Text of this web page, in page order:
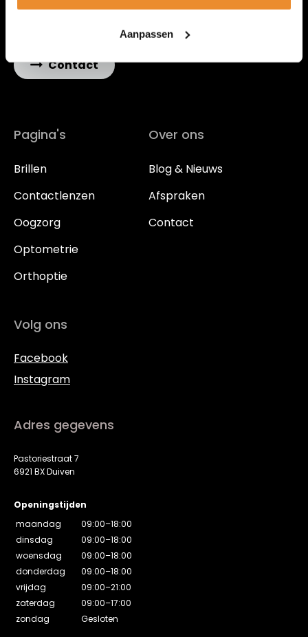
Aanpassen
E-mail: info@vdwoptiek.nl
Contact
Pagina's
Brillen
Contactlenzen
Oogzorg
Optometrie
Orthoptie
Over ons
Blog & Nieuws
Afspraken
Contact
Volg ons
Facebook
Instagram
Adres gegevens
Pastoriestraat 7
6921 BX Duiven
Openingstijden
maandag
09:00–18:00
dinsdag
09:00–18:00
woensdag
09:00–18:00
donderdag
09:00–18:00
vrijdag
09:00–21:00
zaterdag
09:00–17:00
zondag
Gesloten